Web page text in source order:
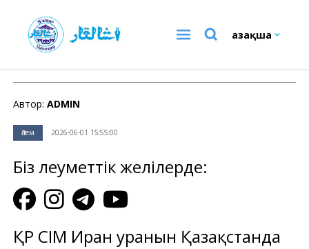
Қазақша
Автор: ADMIN
Әлем 2026-06-01 15:55:00
Біз әлеуметтік желілерде:
ҚР СІМ Иран уранын Қазақстанда